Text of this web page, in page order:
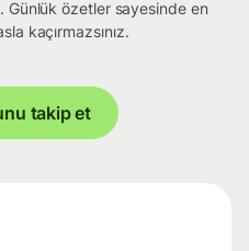
Günlük özetler sayesinde en
kaçırmazsınız.
takip et